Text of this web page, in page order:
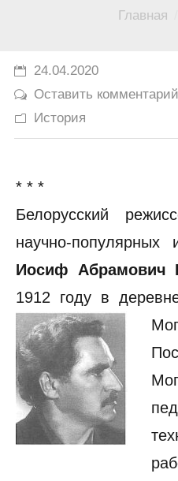
Юмор
Главная
24.04.2020
Оставить комментарий
История
* * *
Белорусский
научно-
Иосиф Абрамович
1912 году в